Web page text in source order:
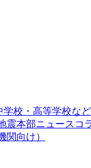
校・高等学校な
震本部ニュースコ
関向け）